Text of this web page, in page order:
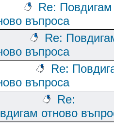
Re: Повдигам
въпроса
Re:
въпроса
Re:
въпроса
Re:
отново